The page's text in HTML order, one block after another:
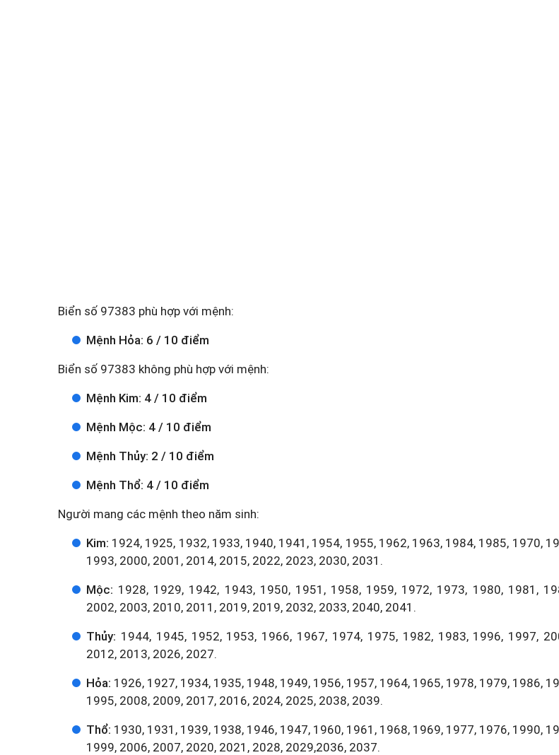
Biển số 97383 phù hợp với mệnh:
Mệnh Hỏa: 6 / 10 điểm
Biển số 97383 không phù hợp với mệnh:
Mệnh Kim: 4 / 10 điểm
Mệnh Mộc: 4 / 10 điểm
Mệnh Thủy: 2 / 10 điểm
Mệnh Thổ: 4 / 10 điểm
Người mang các mệnh theo năm sinh:
Kim: 1924, 1925, 1932, 1933, 1940, 1941, 1954, 1955, 1962, 1963, 1984, 1985, 1970,
1993, 2000, 2001, 2014, 2015, 2022, 2023, 2030, 2031.
Mộc: 1928, 1929, 1942, 1943, 1950, 1951, 1958, 1959, 1972, 1973, 1980, 1981,
2002, 2003, 2010, 2011, 2019, 2019, 2032, 2033, 2040, 2041.
Thủy: 1944, 1945, 1952, 1953, 1966, 1967, 1974, 1975, 1982, 1983, 1996, 1997,
2012, 2013, 2026, 2027.
Hỏa: 1926, 1927, 1934, 1935, 1948, 1949, 1956, 1957, 1964, 1965, 1978, 1979, 1986,
1995, 2008, 2009, 2017, 2016, 2024, 2025, 2038, 2039.
Thổ: 1930, 1931, 1939, 1938, 1946, 1947, 1960, 1961, 1968, 1969, 1977, 1976, 1990,
1999, 2006, 2007, 2020, 2021, 2028, 2029,2036, 2037.